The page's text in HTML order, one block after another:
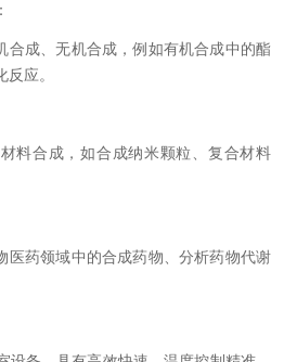
成、无机合成，例如有机合成中的酯
应。
合成，如合成纳米颗粒、复合材料
药领域中的合成药物、分析药物代谢